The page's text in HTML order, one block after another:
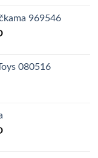
3,290.00 RSD.
969546
Current
3,290.00 RSD.
080516
Current